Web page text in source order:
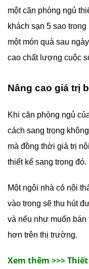
một căn phòng ngủ
khách sạn 5 sao
một món quà sau
cao chất lượng cuộc
Nâng cao giá trị
Khi căn phòng ngủ
cách sang trọng
mà đồng thời giá trị
thiết kế sang trọng đó.
Một ngôi nhà có nội
vào trong sẽ thu hút
và nếu như muốn bán
hơn trên thị trường.
Xem thêm >>>